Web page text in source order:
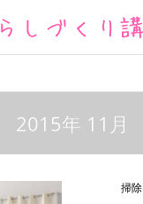
2015年 11月
掃除